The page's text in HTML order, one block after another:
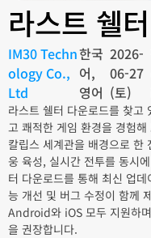
라스트 쉘
IM30 Techn
ology Co.,
Ltd
한국
어,
영어
2026-
06-27
(토)
라스트 쉘터 다운로드를 찾고
고 쾌적한 게임 환경을 경험
칼립스 세계관을 배경으로 한
웅 육성, 실시간 전투를 동시
터 다운로드를 통해 최신 업
능 개선 및 버그 수정이 함께
Android와 iOS 모두 지원하
을 권장합니다.